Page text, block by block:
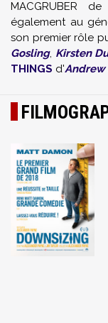
MACGRUBER
également au
son premier rôle
Gosling, Kirsten
THINGS d'Andrew